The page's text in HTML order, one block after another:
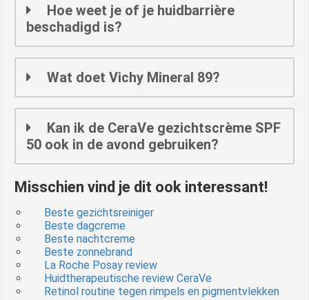
Hoe weet je of je huidbarrière
beschadigd is?
Wat doet Vichy Mineral 89?
Kan ik de CeraVe gezichtscrème SPF
50 ook in de avond gebruiken?
Misschien vind je dit ook interessant!
Beste gezichtsreiniger
Beste dagcreme
Beste nachtcreme
Beste zonnebrand
La Roche Posay review
Huidtherapeutische review CeraVe
Retinol routine tegen rimpels en pigmentvlekken